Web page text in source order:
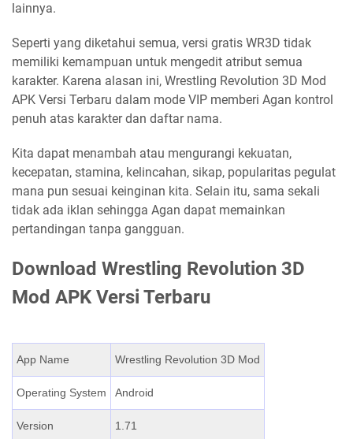
lainnya.
Seperti yang diketahui semua, versi gratis WR3D tidak
memiliki kemampuan untuk mengedit atribut semua
karakter. Karena alasan ini, Wrestling Revolution 3D Mod
APK Versi Terbaru dalam mode VIP memberi Agan kontrol
penuh atas karakter dan daftar nama.
Kita dapat menambah atau mengurangi kekuatan,
kecepatan, stamina, kelincahan, sikap, popularitas pegulat
mana pun sesuai keinginan kita. Selain itu, sama sekali
tidak ada iklan sehingga Agan dapat memainkan
pertandingan tanpa gangguan.
Download Wrestling Revolution 3D
Mod APK Versi Terbaru
App Name Wrestling Revolution 3D Mod
Operating System Android
Version 1.71